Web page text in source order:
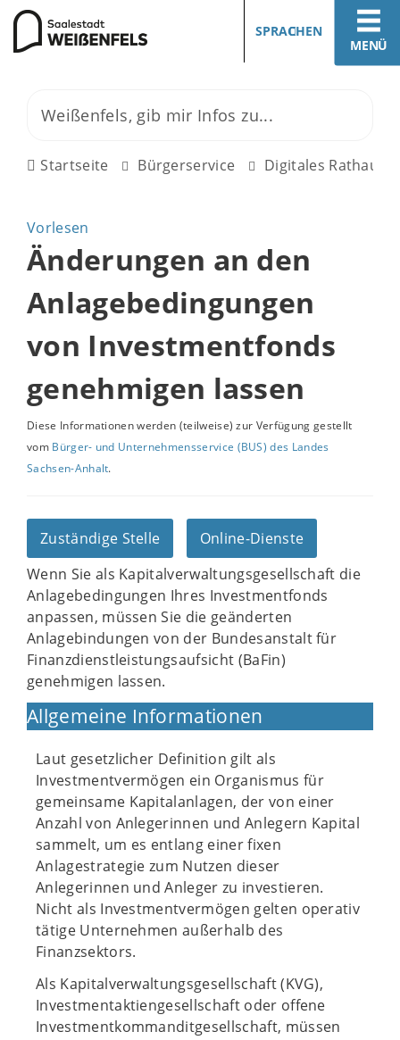
MENÜ
SPRACHEN
Startseite Bürgerservice Digitales Rathaus
Vorlesen
Änderungen an den
Anlagebedingungen
von Investmentfonds
genehmigen lassen
Diese Informationen werden (teilweise) zur Verfügung gestellt
vom Bürger- und Unternehmensservice (BUS) des Landes
Sachsen-Anhalt.
Zuständige Stelle
Online-Dienste
Wenn Sie als Kapitalverwaltungsgesellschaft die
Anlagebedingungen Ihres Investmentfonds
anpassen, müssen Sie die geänderten
Anlagebindungen von der Bundesanstalt für
Finanzdienstleistungsaufsicht (BaFin)
genehmigen lassen.
Allgemeine Informationen
Laut gesetzlicher Definition gilt als
Investmentvermögen ein Organismus für
gemeinsame Kapitalanlagen, der von einer
Anzahl von Anlegerinnen und Anlegern Kapital
sammelt, um es entlang einer fixen
Anlagestrategie zum Nutzen dieser
Anlegerinnen und Anleger zu investieren.
Nicht als Investmentvermögen gelten operativ
tätige Unternehmen außerhalb des
Finanzsektors.
Als Kapitalverwaltungsgesellschaft (KVG),
Investmentaktiengesellschaft oder offene
Investmentkommanditgesellschaft, müssen